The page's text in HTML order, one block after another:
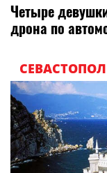
Четыре
дрона по